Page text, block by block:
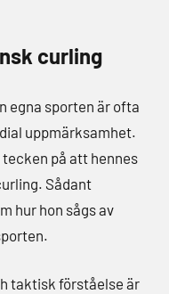
curling
egna sporten är ofta
uppmärksamhet.
på att hennes
Sådant
hur hon sågs av
taktisk förståelse är